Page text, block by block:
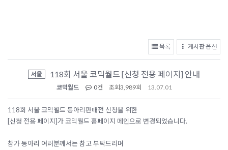
목록 게시판 옵션
서울 118회 서울 코믹월드 [신청 전용 페이지] 안내
코믹월드 0건 조회 3,989회 13.07.01
118회 서울 코믹월드 동아리판매전 신청을 위한
[신청 전용 페이지]가 코믹월드 홈페이지 메인으로 변경되었습니다.
참가 동아리 여러분께서는 참고 부탁드리며